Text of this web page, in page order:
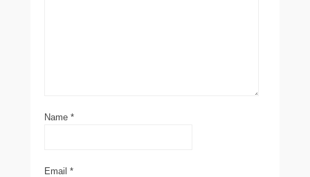
Name *
Email *